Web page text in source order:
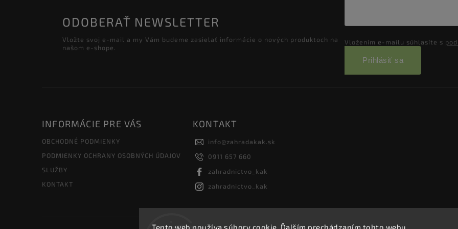
Tento web používa súbory cookie. Ďalším prechádzaním tohto webu
ODOBERAŤ NEWSLETTER
Vložte svoj e-mail a my Vám budeme zasielať informácie o nových produktoch na
našom e-shope.
Vložením e-mailu súhlasíte s
Prihlásiť sa
INFORMÁCIE PRE VÁS
OBCHODNÉ PODMIENKY
PODMIENKY OCHRANY OSOBNÝCH ÚDAJOV
SLUŽBY
KONTAKT
KONTAKT
info@zahradakak.sk
0911 657 660
zahradnictvo_kak
zahradnictvo_kak